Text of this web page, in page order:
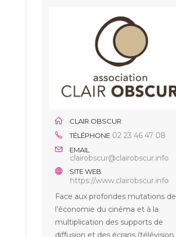
CLAIR OBSCUR
TÉLÉPHONE 02 23 46 47 08
EMAIL
clairobscur@clairobscur.info
SITE WEB
https://www.clairobscur.info
Face aux profondes mutations de
l’économie du cinéma et à la
multiplication des supports de
diffusion et des écrans (télévision,